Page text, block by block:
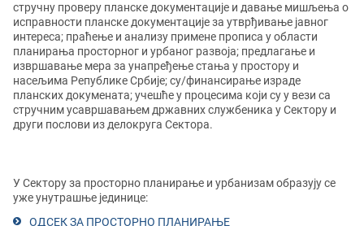
стручну проверу планске документације и давање мишљења о
исправности планске документације за утврђивање јавног
интереса; праћење и анализу примене прописа у области
планирања просторног и урбаног развоја; предлагање и
извршавање мера за унапређење стања у простору и
насељима Републике Србије; су/финансирање израде
планских докумената; учешће у процесима који су у вези са
стручним усавршавањем државних службеника у Сектору и
други послови из делокруга Сектора.
У Сектору за просторно планирање и урбанизам образују се
уже унутрашње јединице:
ОДСЕК ЗА ПРОСТОРНО ПЛАНИРАЊЕ